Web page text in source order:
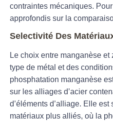
contraintes mécaniques.
approfondis sur la
Selectivité Des
Le choix entre manganèse
type de métal et des
phosphatation manganèse
sur les alliages d’acier
d’éléments d’alliage. Elle
matériaux plus alliés, où la